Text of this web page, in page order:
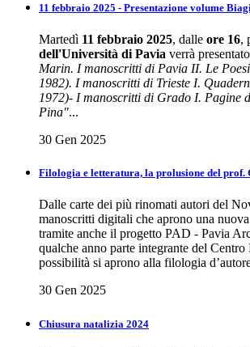
11 febbraio 2025 - Presentazione volume
Martedì 11 febbraio 2025, dalle ore 16,
dell'Università di Pavia verrà
Marin. I manoscritti di Pavia II. Le
1982). I manoscritti di Trieste I.
1972)- I manoscritti di Grado I. Pagine
Pina"...
30 Gen 2025
Filologia e letteratura, la prolusione del prof.
Dalle carte dei più rinomati autori del
manoscritti digitali che aprono una
tramite anche il progetto PAD - Pavia
qualche anno parte integrante del
possibilità si aprono alla filologia
30 Gen 2025
Chiusura natalizia 2024